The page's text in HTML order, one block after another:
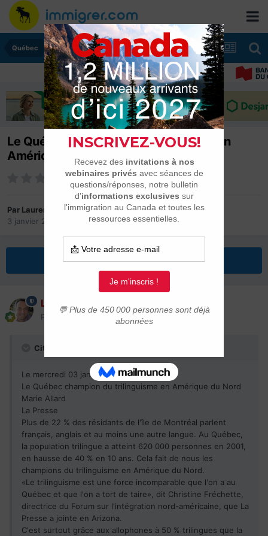
Québec
Le Québec, champion du trilinguisme en
Amérique du Nord
Par Laurent
3 janvier 2007
Québec
Répondre à ce sujet
Laurent
Posté(e) 3 janvier 2007
Citation
Le mercredi 03 janvier 2007
Le Québec champion du trilinguisme en Amérique du Nord
Marie Allard
La Presse
Plus de 22 % des résidants de l'île de Montréal parlent
français, anglais et au moins une autre langue. Au Québec,
la population trilingue a atteint 620 000 personnes en 2001,
en hausse de 40 % en 10 ans. Cela fait de nous les
champions du trilinguisme en Amérique du Nord.
«Le trilinguisme est une force incomparable que l'on a au
Québec et que l'on a tort de taire», dit Christine Fréchette,
directrice du Forum sur l'intégration nord-américaine, que La
Presse a jointe en Arizona.
C'est surtout grâce aux allophones à 50 % trilingues que la